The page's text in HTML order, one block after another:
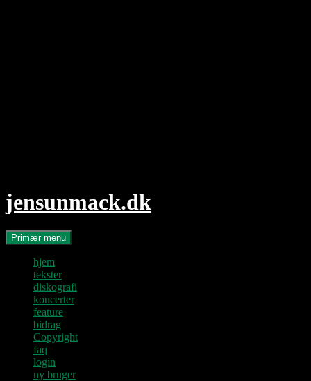
jensunmack.dk
Søg
Primær menu
hjem
tekster
diskografi
koncerter
feature
bidrag
Copyright
faq
login
ny bruger